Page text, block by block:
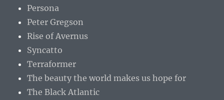
Persona
Peter Gregson
Rise of Avernus
Syncatto
Terraformer
The beauty the world makes us hope for
The Black Atlantic